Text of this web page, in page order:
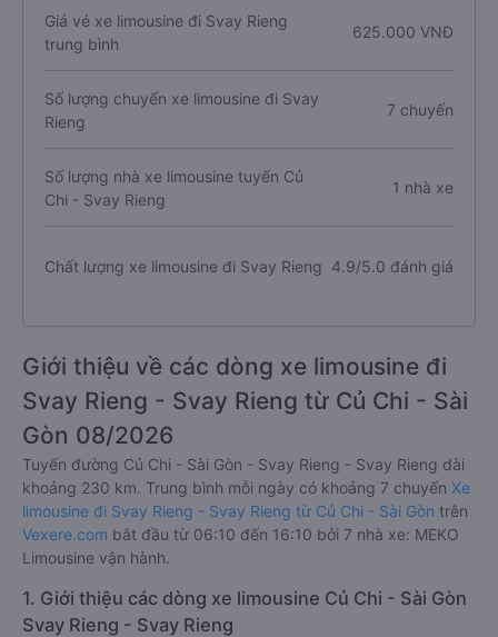
Giá vé xe limousine đi Svay Rieng
trung bình
625.000 VNĐ
Số lượng chuyến xe limousine đi Svay
Rieng
7 chuyến
Số lượng nhà xe limousine tuyến Củ
Chi - Svay Rieng
1 nhà xe
Chất lượng xe limousine đi Svay Rieng 4.9/5.0 đánh giá
Giới thiệu về các dòng xe limousine đi
Svay Rieng - Svay Rieng từ Củ Chi - Sài
Gòn 08/2026
Tuyến đường Củ Chi - Sài Gòn - Svay Rieng - Svay Rieng dài
khoảng 230 km. Trung bình mỗi ngày có khoảng 7 chuyến Xe
limousine đi Svay Rieng - Svay Rieng từ Củ Chi - Sài Gòn trên
Vexere.com bắt đầu từ 06:10 đến 16:10 bởi 7 nhà xe: MEKO
Limousine vận hành.
1. Giới thiệu các dòng xe limousine Củ Chi - Sài Gòn
Svay Rieng - Svay Rieng